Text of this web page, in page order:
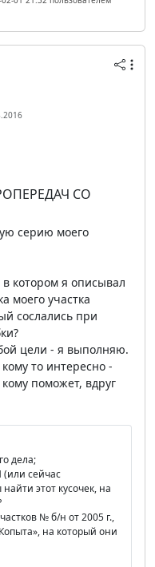
СО
серию моего
котором я описывал
моего участка
сослались при
цели - я выполняю.
то интересно -
поможет, вдруг
дела;
(или сейчас
этот кусочек, на
№ б/н от 2005 г.,
на который они